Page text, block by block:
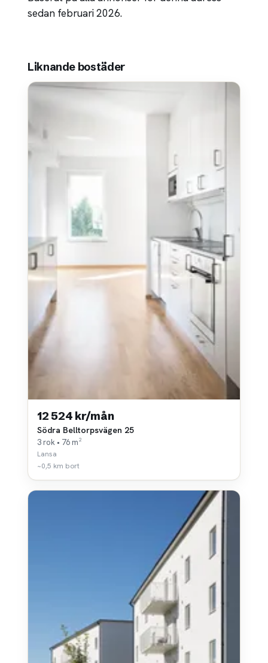
sedan februari 2026.
Liknande bostäder
12 524 kr/mån
Södra Belltorpsvägen 25
3 rok • 76 m²
Lansa
~0,5 km bort